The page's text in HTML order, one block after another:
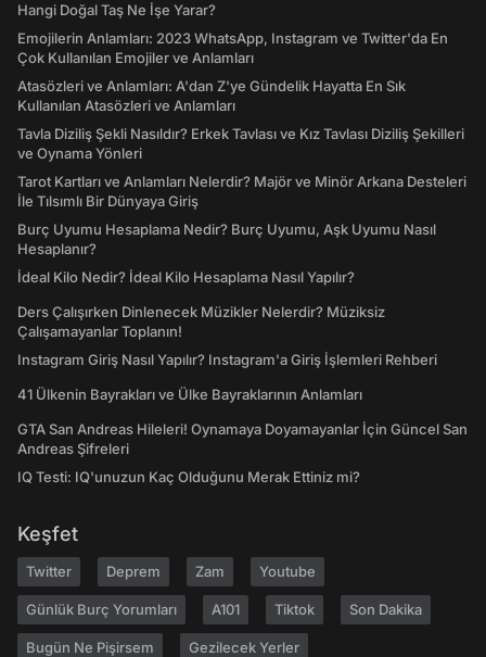
Hangi Doğal Taş Ne İşe Yarar?
Emojilerin Anlamları: 2023 WhatsApp, Instagram ve Twitter'da En
Çok Kullanılan Emojiler ve Anlamları
Atasözleri ve Anlamları: A'dan Z'ye Gündelik Hayatta En Sık
Kullanılan Atasözleri ve Anlamları
Tavla Diziliş Şekli Nasıldır? Erkek Tavlası ve Kız Tavlası Diziliş Şekilleri
ve Oynama Yönleri
Tarot Kartları ve Anlamları Nelerdir? Majör ve Minör Arkana Desteleri
İle Tılsımlı Bir Dünyaya Giriş
Burç Uyumu Hesaplama Nedir? Burç Uyumu, Aşk Uyumu Nasıl
Hesaplanır?
İdeal Kilo Nedir? İdeal Kilo Hesaplama Nasıl Yapılır?
Ders Çalışırken Dinlenecek Müzikler Nelerdir? Müziksiz
Çalışamayanlar Toplanın!
Instagram Giriş Nasıl Yapılır? Instagram'a Giriş İşlemleri Rehberi
41 Ülkenin Bayrakları ve Ülke Bayraklarının Anlamları
GTA San Andreas Hileleri! Oynamaya Doyamayanlar İçin Güncel San
Andreas Şifreleri
IQ Testi: IQ'unuzun Kaç Olduğunu Merak Ettiniz mi?
Keşfet
Twitter Deprem Zam Youtube
Günlük Burç Yorumları A101 Tiktok Son Dakika
Bugün Ne Pişirsem Gezilecek Yerler